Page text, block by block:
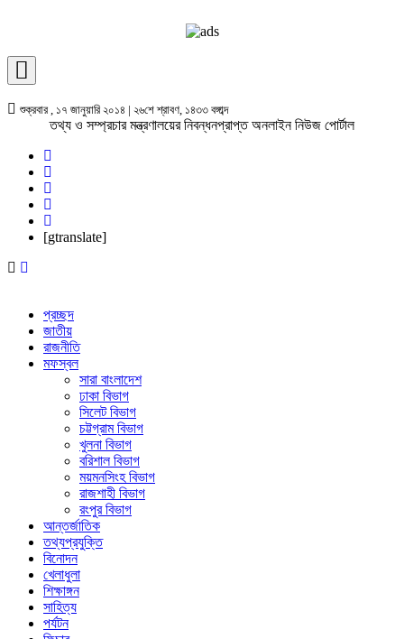
শুক্রবার , ১৭ জানুয়ারি ২০১৪ | ২৬শে শ্রাবণ, ১৪৩৩ বঙ্গাব্দ
তথ্য ও সম্প্রচার মন্ত্রণালয়ের নিবন্ধনপ্রাপ্ত অনলাইন নিউজ পোর্টাল
[gtranslate]
প্রচ্ছদ
জাতীয়
রাজনীতি
মফস্বল
সারা বাংলাদেশ
ঢাকা বিভাগ
সিলেট বিভাগ
চট্টগ্রাম বিভাগ
খুলনা বিভাগ
বরিশাল বিভাগ
ময়মনসিংহ বিভাগ
রাজশাহী বিভাগ
রংপুর বিভাগ
আন্তর্জাতিক
তথ্যপ্রযুক্তি
বিনোদন
খেলাধুলা
শিক্ষাঙ্গন
সাহিত্য
পর্যটন